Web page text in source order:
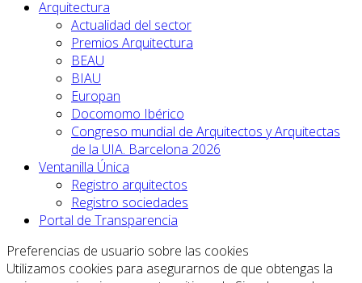
Arquitectura
Actualidad del sector
Premios Arquitectura
BEAU
BIAU
Europan
Docomomo Ibérico
Congreso mundial de Arquitectos y Arquitectas
de la UIA. Barcelona 2026
Ventanilla Única
Registro arquitectos
Registro sociedades
Portal de Transparencia
Preferencias de usuario sobre las cookies
Utilizamos cookies para asegurarnos de que obtengas la